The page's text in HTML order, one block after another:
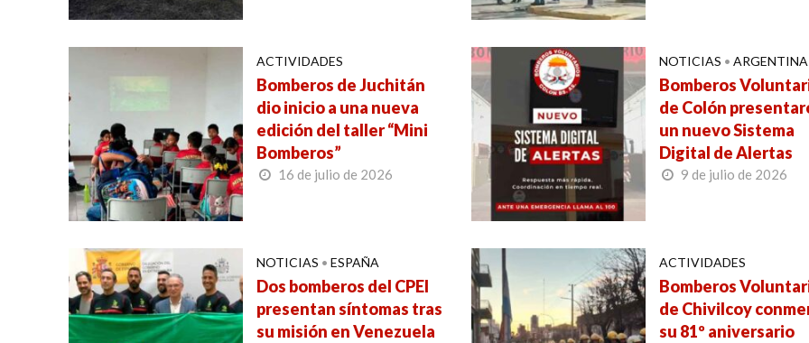
ACTIVIDADES
Bomberos de Juchitán
dio inicio a una nueva
edición del taller “Mini
Bomberos”
16 de julio de 2026
NOTICIAS • ARGENTINA
Bomberos
de Colón
un nuevo Sistema
Digital de Alertas
9 de julio de 2026
NOTICIAS • ESPAÑA
Dos bomberos del CPEI
presentan síntomas tras
su misión en Venezuela
ACTIVIDADES
Bomberos
de Chivilcoy
su 81º aniversario